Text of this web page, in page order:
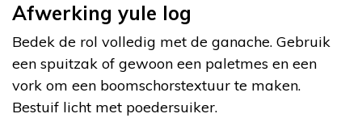
Afwerking yule log
Bedek de rol volledig met de ganache. Gebruik
een spuitzak of gewoon een paletmes en een
vork om een boomschorstextuur te maken.
Bestuif licht met poedersuiker.